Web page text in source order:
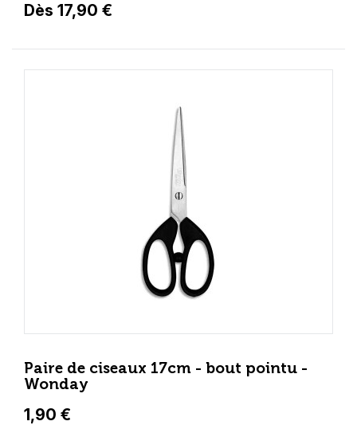
Dès 17,90 €
Paire de ciseaux 17cm - bout pointu -
Wonday
1,90 €